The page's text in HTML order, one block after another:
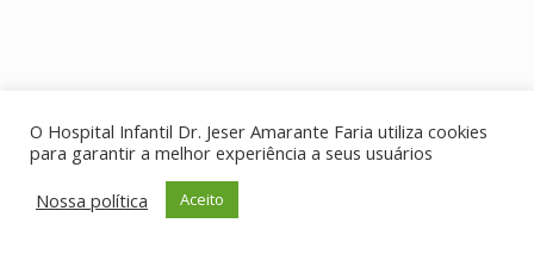
O Hospital Infantil Dr. Jeser Amarante Faria utiliza cookies
para garantir a melhor experiência a seus usuários
Nossa política
Aceito